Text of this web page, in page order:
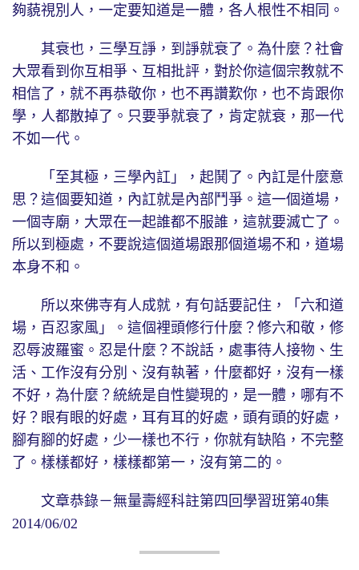
夠藐視別人，一定要知道是一體，各人根性不相同。
其衰也，三學互諍，到諍就衰了。為什麼？社會
大眾看到你互相爭、互相批評，對於你這個宗教就不
相信了，就不再恭敬你，也不再讚歎你，也不肯跟你
學，人都散掉了。只要爭就衰了，肯定就衰，那一代
不如一代。
「至其極，三學內訌」，起鬨了。內訌是什麼意
思？這個要知道，內訌就是內部鬥爭。這一個道場，
一個寺廟，大眾在一起誰都不服誰，這就要滅亡了。
所以到極處，不要說這個道場跟那個道場不和，道場
本身不和。
所以來佛寺有人成就，有句話要記住，「六和道
場，百忍家風」。這個裡頭修行什麼？修六和敬，修
忍辱波羅蜜。忍是什麼？不說話，處事待人接物、生
活、工作沒有分別、沒有執著，什麼都好，沒有一樣
不好，為什麼？統統是自性變現的，是一體，哪有不
好？眼有眼的好處，耳有耳的好處，頭有頭的好處，
腳有腳的好處，少一樣也不行，你就有缺陷，不完整
了。樣樣都好，樣樣都第一，沒有第二的。
文章恭錄－無量壽經科註第四回學習班第40集
2014/06/02